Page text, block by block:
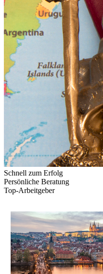
Schnell zum Erfolg
Persönliche Beratung
Top-Arbeitgeber